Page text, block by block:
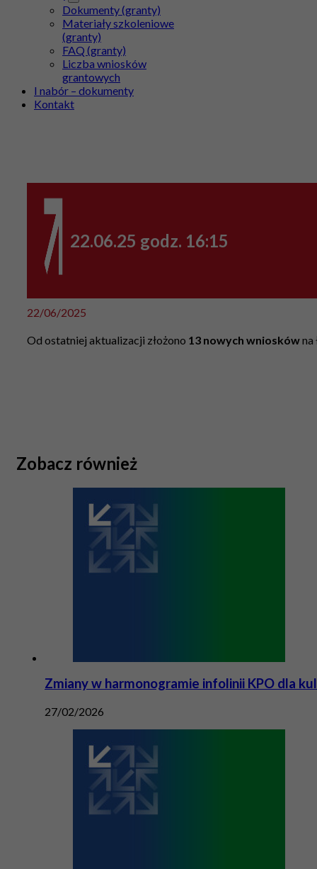
Dokumenty (granty)
Materiały szkoleniowe
(granty)
FAQ (granty)
Liczba wniosków
grantowych
I nabór – dokumenty
Kontakt
22.06.25 godz. 16:15
22/06/2025
Od ostatniej aktualizacji złożono 13 nowych wnioskówna
Zobacz również
Zmiany w harmonogramie infolinii KPO dla
27/02/2026